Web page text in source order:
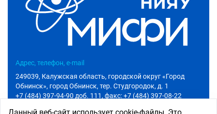
Адрес, телефон, e-mail
249039, Калужская область, городской округ «Город
Обнинск», город Обнинск, тер. Студгородок, д. 1
+7 (484) 397-94-90 доб. 111, факс: +7 (484) 397-08-22